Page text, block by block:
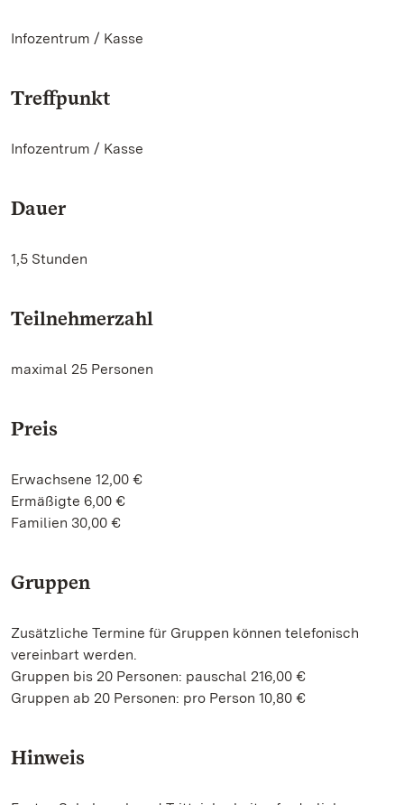
Infozentrum / Kasse
Treffpunkt
Infozentrum / Kasse
Dauer
1,5 Stunden
Teilnehmerzahl
maximal 25 Personen
Preis
Erwachsene 12,00 €
Ermäßigte 6,00 €
Familien 30,00 €
Gruppen
Zusätzliche Termine für Gruppen können telefonisch
vereinbart werden.
Gruppen bis 20 Personen: pauschal 216,00 €
Gruppen ab 20 Personen: pro Person 10,80 €
Hinweis